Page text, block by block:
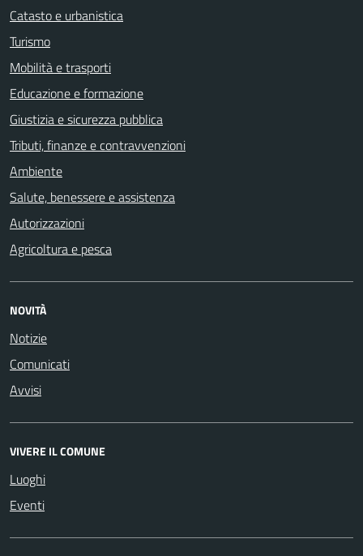
Catasto e urbanistica
Turismo
Mobilità e trasporti
Educazione e formazione
Giustizia e sicurezza pubblica
Tributi, finanze e contravvenzioni
Ambiente
Salute, benessere e assistenza
Autorizzazioni
Agricoltura e pesca
NOVITÀ
Notizie
Comunicati
Avvisi
VIVERE IL COMUNE
Luoghi
Eventi